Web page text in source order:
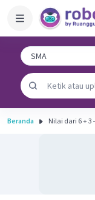
Beranda Nilai dari 6 + 3